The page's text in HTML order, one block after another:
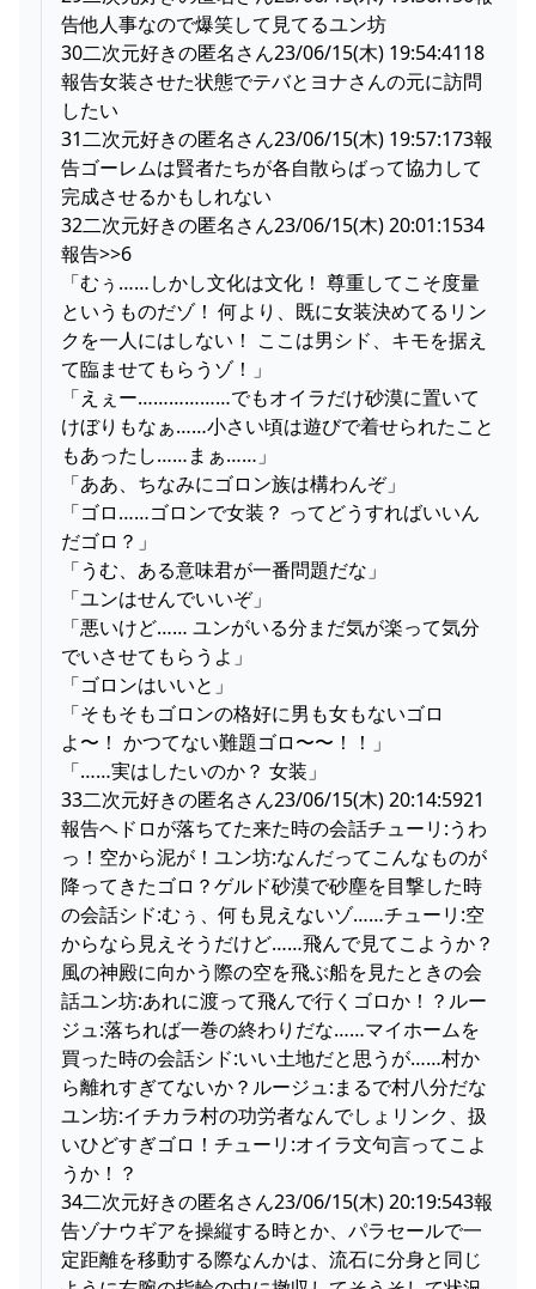
告他人事なので爆笑して見てるユン坊
30二次元好きの匿名さん23/06/15(木) 19:54:4118
報告女装させた状態でテバとヨナさんの元に訪問
したい
31二次元好きの匿名さん23/06/15(木) 19:57:173報
告ゴーレムは賢者たちが各自散らばって協力して
完成させるかもしれない
32二次元好きの匿名さん23/06/15(木) 20:01:1534
報告>>6
「むぅ……しかし文化は文化！ 尊重してこそ度量
というものだゾ！ 何より、既に女装決めてるリン
クを一人にはしない！ ここは男シド、キモを据え
て臨ませてもらうゾ！」
「えぇー………………でもオイラだけ砂漠に置いて
けぼりもなぁ……小さい頃は遊びで着せられたこと
もあったし……まぁ……」
「ああ、ちなみにゴロン族は構わんぞ」
「ゴロ……ゴロンで女装？ ってどうすればいいん
だゴロ？」
「うむ、ある意味君が一番問題だな」
「ユンはせんでいいぞ」
「悪いけど…… ユンがいる分まだ気が楽って気分
でいさせてもらうよ」
「ゴロンはいいと」
「そもそもゴロンの格好に男も女もないゴロ
よ〜！ かつてない難題ゴロ〜〜！！」
「……実はしたいのか？ 女装」
33二次元好きの匿名さん23/06/15(木) 20:14:5921
報告ヘドロが落ちてた来た時の会話チューリ:うわ
っ！空から泥が！ユン坊:なんだってこんなものが
降ってきたゴロ？ゲルド砂漠で砂塵を目撃した時
の会話シド:むぅ、何も見えないゾ……チューリ:空
からなら見えそうだけど……飛んで見てこようか？
風の神殿に向かう際の空を飛ぶ船を見たときの会
話ユン坊:あれに渡って飛んで行くゴロか！？ルー
ジュ:落ちれば一巻の終わりだな……マイホームを
買った時の会話シド:いい土地だと思うが……村か
ら離れすぎてないか？ルージュ:まるで村八分だな
ユン坊:イチカラ村の功労者なんでしょリンク、扱
いひどすぎゴロ！チューリ:オイラ文句言ってこよ
うか！？
34二次元好きの匿名さん23/06/15(木) 20:19:543報
告ゾナウギアを操縦する時とか、パラセールで一
定距離を移動する際なんかは、流石に分身と同じ